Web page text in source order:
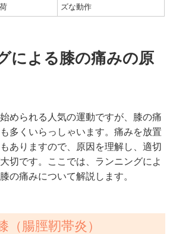
ズな動作
による膝の痛みの原
められる人気の運動ですが、膝の痛
多くいらっしゃいます。痛みを放置
ありますので、原因を理解し、適切
切です。ここでは、ランニングによ
の痛みについて解説します。
（腸脛靭帯炎）